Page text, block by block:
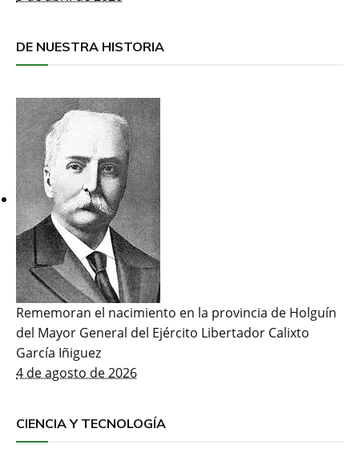
DE NUESTRA HISTORIA
Rememoran el nacimiento en la provincia de Holguín
del Mayor General del Ejército Libertador Calixto
García Iñiguez
4 de agosto de 2026
CIENCIA Y TECNOLOGÍA